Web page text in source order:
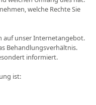
welche Rechte Sie
auf unser Internetangebot.
Behandlungsverhältnis.
informiert.
ist: